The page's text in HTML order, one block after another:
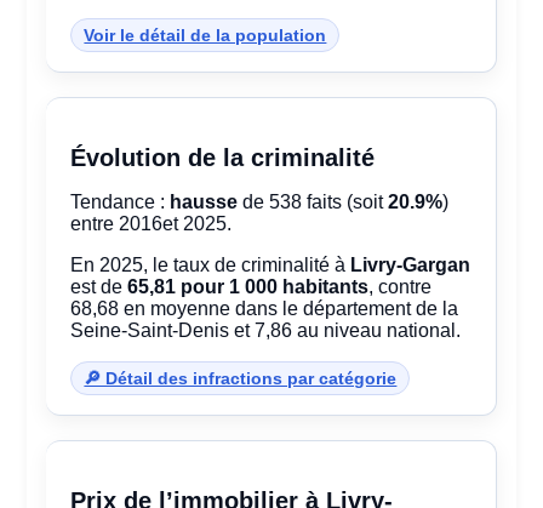
Voir le détail de la population
Évolution de la criminalité
Tendance : hausse de 538 faits (soit20.9%)
entre 2016et 2025.
En 2025, le taux de criminalité à Livry-Gargan
est de65,81 pour 1 000 habitants, contre
68,68 en moyenne dans le département de la
Seine-Saint-Denis et 7,86 au niveau national.
🔎 Détail des infractions par catégorie
Prix de l’immobilier à Livry-